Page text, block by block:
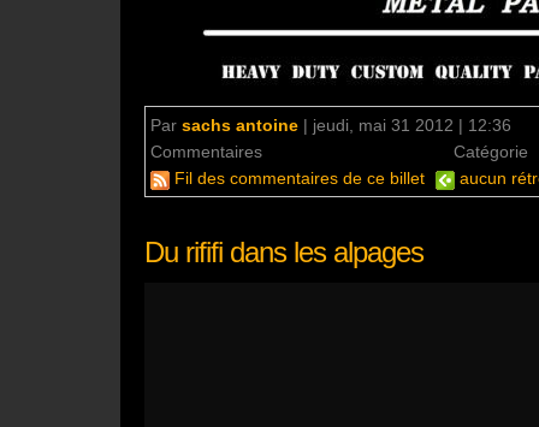
Par sachs antoine | jeudi, mai 31 2012 | 12:36
Commentaires
Catégorie
Fil des commentaires de ce billet
aucun
Du rififi dans les alpages